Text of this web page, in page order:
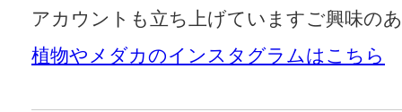
アカウントも立ち上げていますご興味の
植物やメダカのインスタグラムはこちら